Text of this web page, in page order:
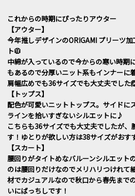
これからの時期にぴったりアウター
【アウター】
今年推しデザインのORIGAMI プリーツ
ト🧥
中綿が入っているので今からの寒い時期
もあるので分厚いニット系もインナーに
肩幅広めでも36サイズでも大丈夫でした
【トップス】
配色が可愛いニットトップス。サイドに
ラインを拾いすぎないシルエットに♪
こちらも36サイズでも大丈夫でしたが、
す！ゆとりが欲しい方は38サイズがおす
【スカート】
腰回りがタイトめなバルーンシルエット
のは腰回りだけなのでメリハリつけれ
材でカジュアルなので秋口から春先まで
いにばっちしです！